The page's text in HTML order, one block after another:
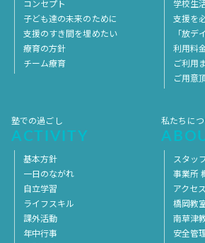
コンセプト
子ども達の未来のために
支援のすき間を埋めたい
療育の方針
チーム療育
学校生
支援を
「放デ
利用料
ご利用
ご用意
塾での過ごし
ACTIVITY
基本方針
一日のながれ
自立学習
ライフスキル
課外活動
年中行事
私たちにつ
スタッ
事業所
アクセス
橋岡教
南草津
安全管